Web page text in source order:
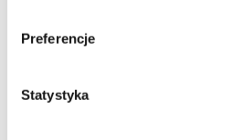
Preferencje
Statystyka